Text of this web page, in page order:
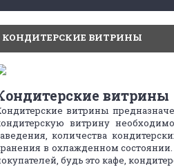
КОНДИТЕРСКИЕ ВИТРИНЫ
витрины
витрины
витрину
количества
в охлажденном
будь это кафе,